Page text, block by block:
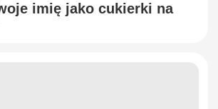
imię jako cukierki na